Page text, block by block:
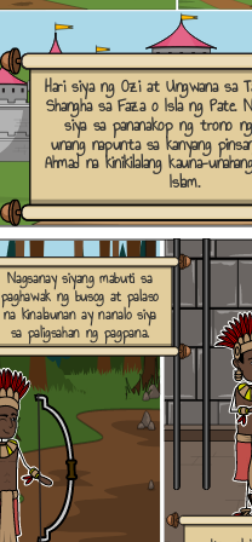
Hari siya ng Ozi at Ungwana sa
Shangha sa Faza o Isla ng Pate.
siya sa pananakop ng trono
unang napunta sa kanyang pinsang si
Ahmad na kinikilalang kauna-
Islam.
Nagsanay siyang mabuti sa
paghawak ng busog at palaso
na kinalaunan ay nanalo siya
sa paligsahan ng pagpana.